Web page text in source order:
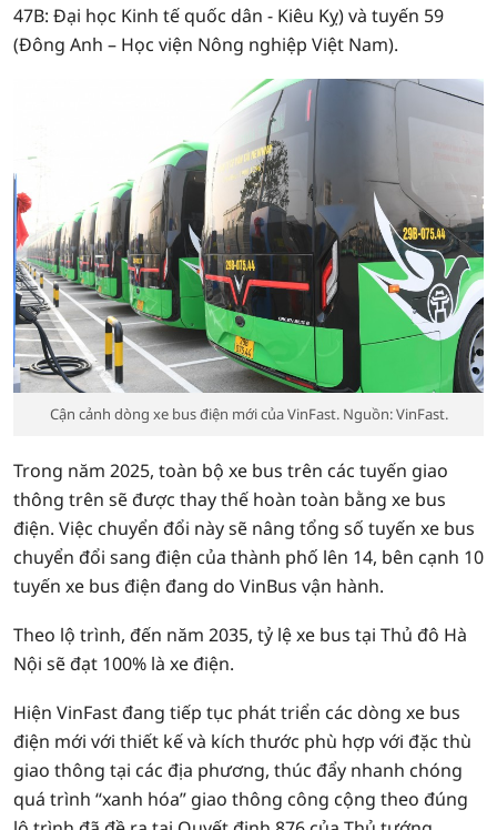
47B: Đại học Kinh tế quốc dân - Kiêu Kỵ) và tuyến 59
(Đông Anh – Học viện Nông nghiệp Việt Nam).
Cận cảnh dòng xe bus điện mới của VinFast. Nguồn: VinFast.
Trong năm 2025, toàn bộ xe bus trên các tuyến giao
thông trên sẽ được thay thế hoàn toàn bằng xe bus
điện. Việc chuyển đổi này sẽ nâng tổng số tuyến xe bus
chuyển đổi sang điện của thành phố lên 14, bên cạnh 10
tuyến xe bus điện đang do VinBus vận hành.
Theo lộ trình, đến năm 2035, tỷ lệ xe bus tại Thủ đô Hà
Nội sẽ đạt 100% là xe điện.
Hiện VinFast đang tiếp tục phát triển các dòng xe bus
điện mới với thiết kế và kích thước phù hợp với đặc thù
giao thông tại các địa phương, thúc đẩy nhanh chóng
quá trình “xanh hóa” giao thông công cộng theo đúng